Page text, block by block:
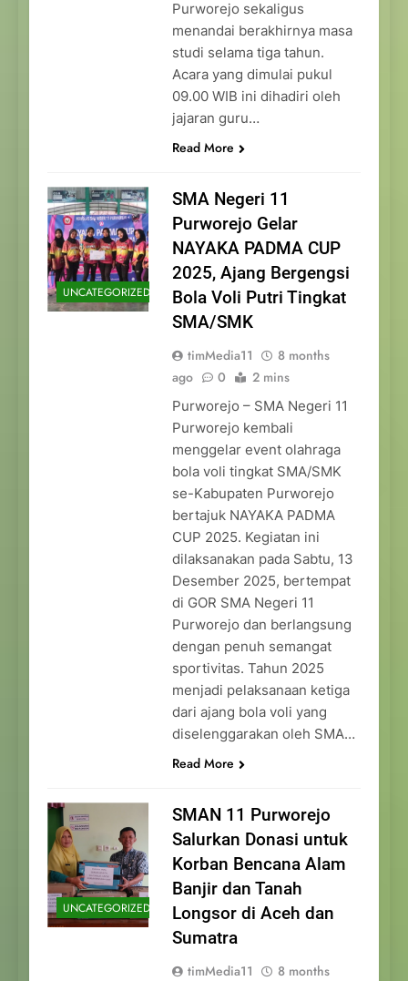
Purworejo sekaligus
menandai berakhirnya masa
studi selama tiga tahun.
Acara yang dimulai pukul
09.00 WIB ini dihadiri oleh
jajaran guru…
Read More
UNCATEGORIZED
SMA Negeri 11
Purworejo Gelar
NAYAKA PADMA CUP
2025, Ajang Bergengsi
Bola Voli Putri Tingkat
SMA/SMK
timMedia11
8 months
ago
0 2 mins
Purworejo – SMA Negeri 11
Purworejo kembali
menggelar event olahraga
bola voli tingkat SMA/SMK
se-Kabupaten Purworejo
bertajuk NAYAKA PADMA
CUP 2025. Kegiatan ini
dilaksanakan pada Sabtu, 13
Desember 2025, bertempat
di GOR SMA Negeri 11
Purworejo dan berlangsung
dengan penuh semangat
sportivitas. Tahun 2025
menjadi pelaksanaan ketiga
dari ajang bola voli yang
diselenggarakan oleh SMA…
Read More
UNCATEGORIZED
SMAN 11 Purworejo
Salurkan Donasi untuk
Korban Bencana Alam
Banjir dan Tanah
Longsor di Aceh dan
Sumatra
timMedia11
8 months